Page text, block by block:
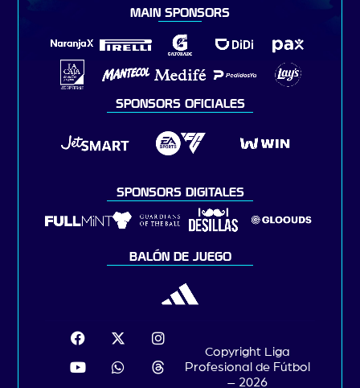
MAIN SPONSORS
SPONSORS OFICIALES
SPONSORS DIGITALES
BALÓN DE JUEGO
Copyright Liga
Profesional de Fútbol
– 2026